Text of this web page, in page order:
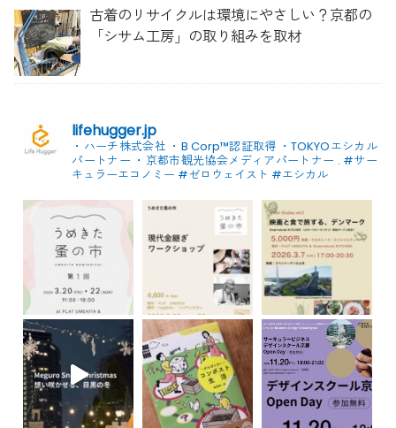
古着のリサイクルは環境にやさしい？京都の
「シサム工房」の取り組みを取材
lifehugger.jp
・ハーチ株式会社 ・B Corp™認証取得 ・TOKYOエシカル
パートナー ・京都市観光協会メディアパートナー . #サー
キュラーエコノミー #ゼロウェイスト #エシカル